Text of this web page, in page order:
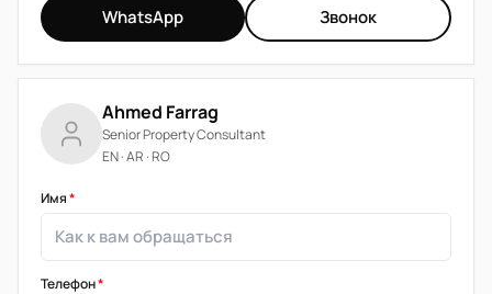
WhatsApp Звонок
Ahmed Farrag
Senior Property Consultant
EN · AR · RO
Имя*
Телефон*